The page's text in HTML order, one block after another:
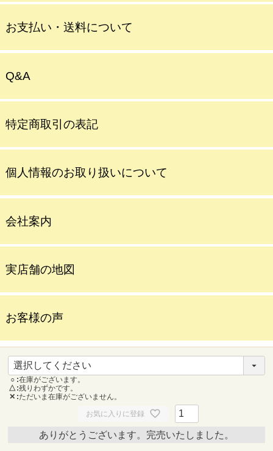
○ 在庫がございます。
△ 残りわずかです。
✕ ただいま在庫がございません。
お気に入りに登録
ありがとうございます。完売いたしました。
お支払い・送料について
Q&A
特定商取引の表記
個人情報のお取り扱いについて
会社案内
実店舗の地図
お客様の声
Blog